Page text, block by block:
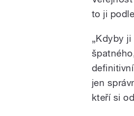
to ji
„Kdyby
jen
kteří si